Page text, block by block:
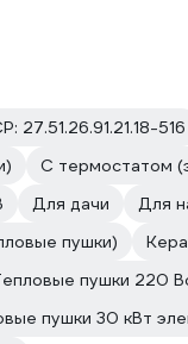
27.51.26.91.21.18-516
С термостатом
Для дачи Для
пушки)
пушки 220
пушки 30 кВт